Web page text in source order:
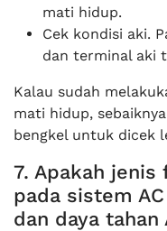
mati hidup.
Cek kondisi aki.
dan terminal aki
Kalau sudah
mati hidup,
bengkel untuk dicek
7. Apakah jenis
pada sistem
dan daya tahan